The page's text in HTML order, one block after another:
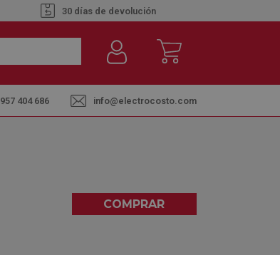
30 días de devolución
957 404 686 info@electrocosto.com
COMPRAR